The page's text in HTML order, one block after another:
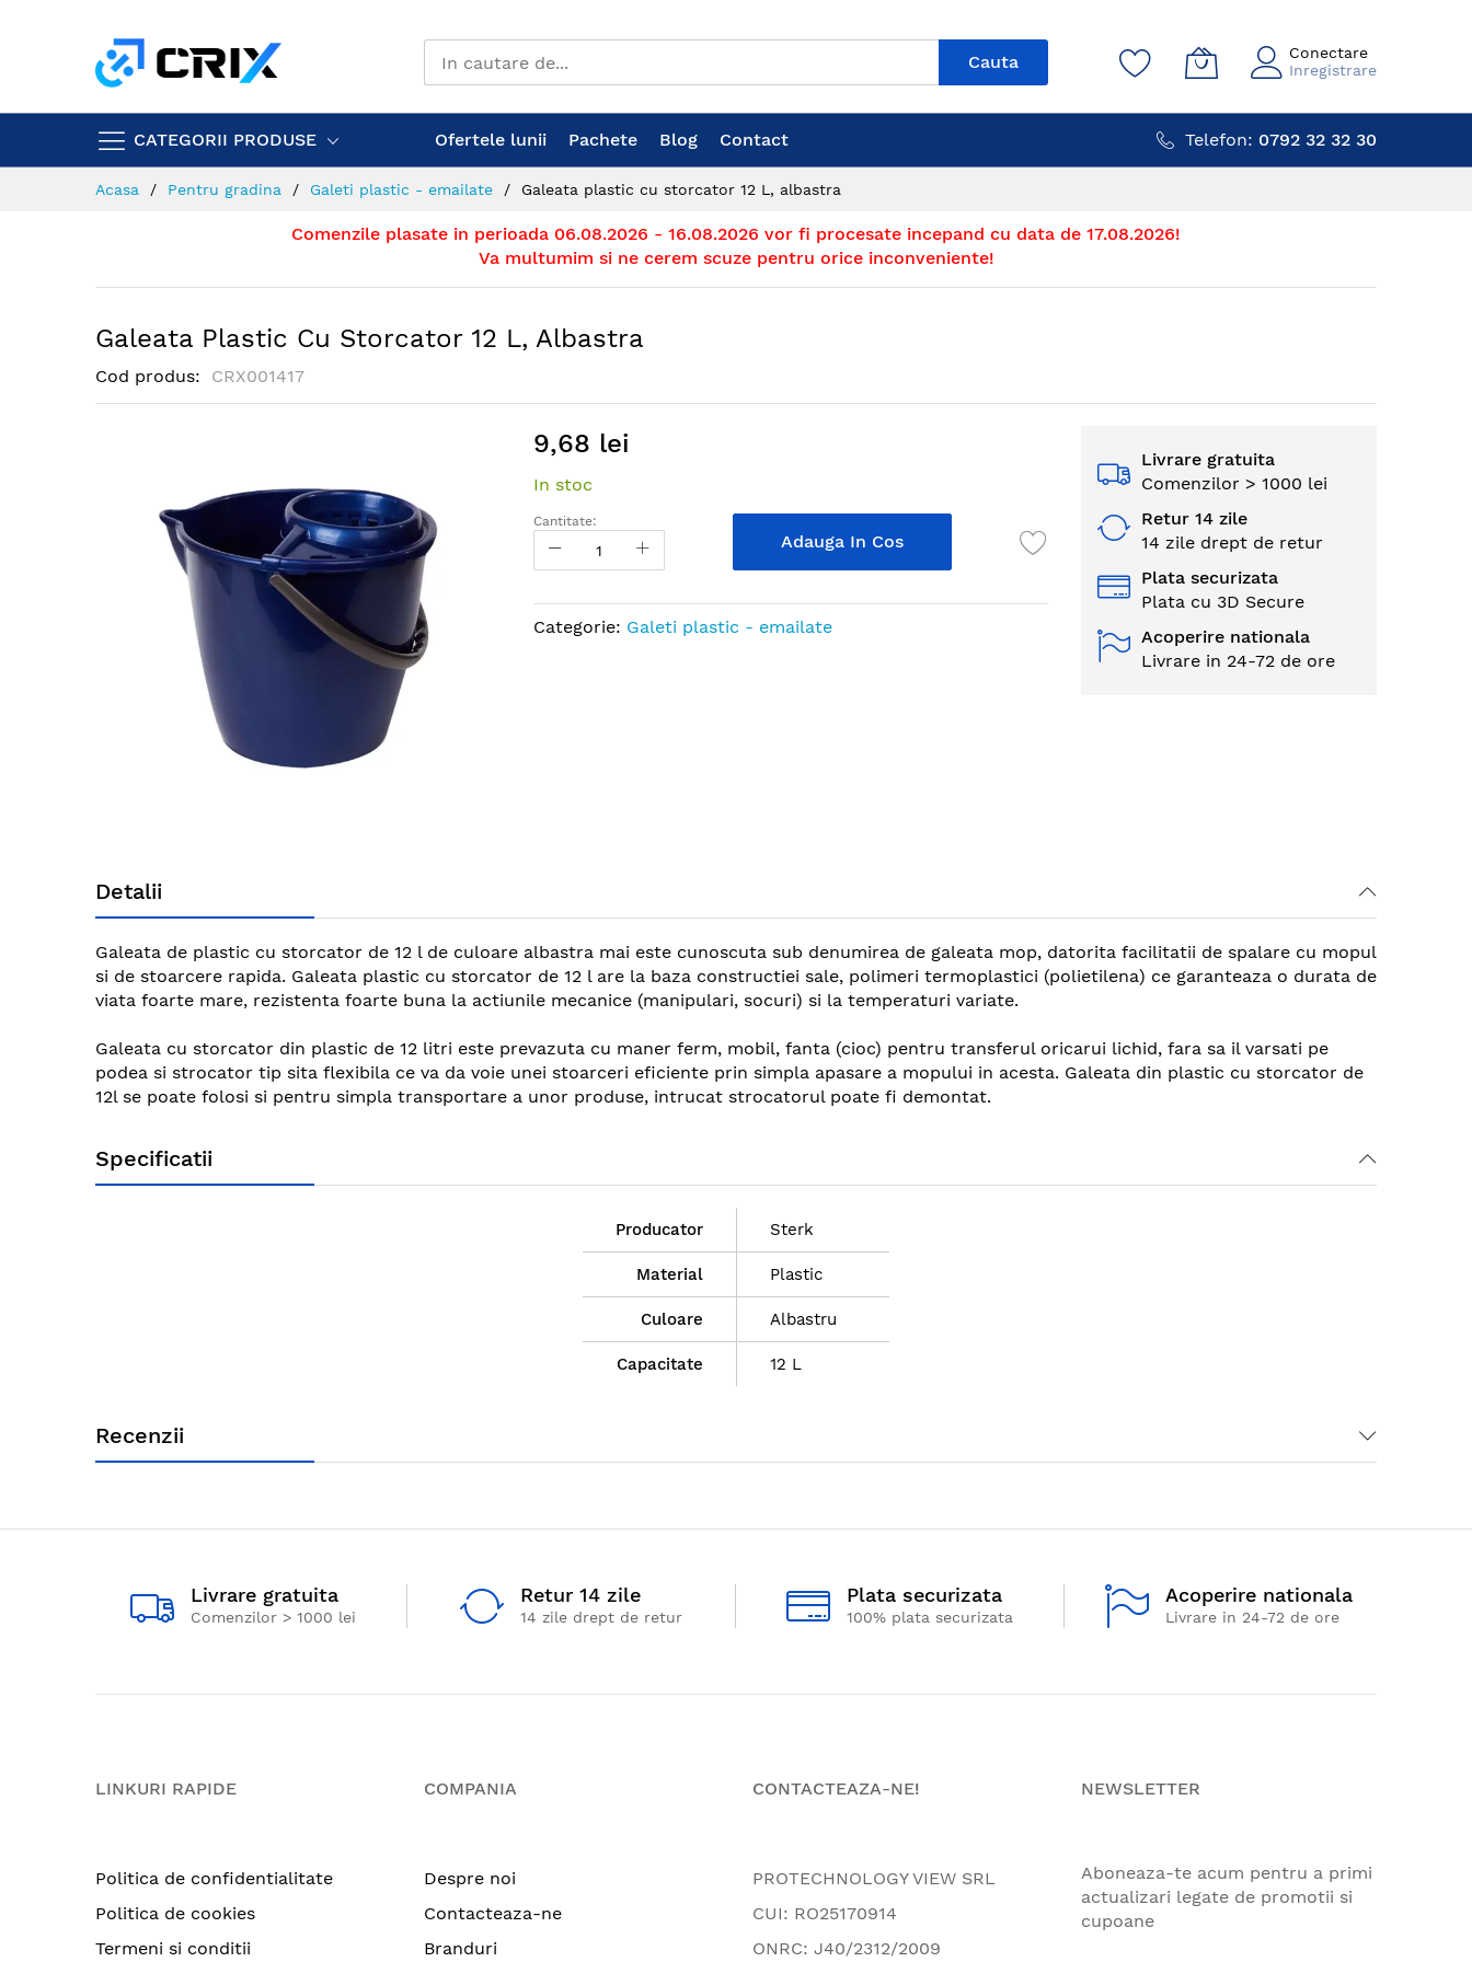
CATEGORII PRODUSE
Cauta
Conectare
Inregistrare
Ofertele lunii Pachete Blog Contact Telefon: 0792 32 32 30
Acasa Pentru gradina Galeti plastic - emailate Galeata plastic cu storcator 12 L, albastra
Comenzile plasate in perioada 06.08.2026 - 16.08.2026 vor fi procesate incepand cu data de 17.08.2026!
Va multumim si ne cerem scuze pentru orice inconveniente!
Galeata Plastic Cu Storcator 12 L, Albastra
Cod produs CRX001417
the
beginning
the
images
gallery
9,68 lei
In stoc
Cantitate:
Adauga In Cos
Categorie: Galeti plastic - emailate
Livrare gratuita
Comenzilor > 1000 lei
Retur 14 zile
14 zile drept de retur
Plata securizata
Plata cu 3D Secure
Acoperire nationala
Livrare in 24-72 de ore
Detalii
Galeata de plastic cu storcator de 12 l de culoare albastra mai este cunoscuta sub denumirea de galeata mop, datorita facilitatii de spalare cu mopul
si de stoarcere rapida. Galeata plastic cu storcator de 12 l are la baza constructiei sale, polimeri termoplastici (polietilena) ce garanteaza o durata de
viata foarte mare, rezistenta foarte buna la actiunile mecanice (manipulari, socuri) si la temperaturi variate.
Galeata cu storcator din plastic de 12 litri este prevazuta cu maner ferm, mobil, fanta (cioc) pentru transferul oricarui lichid, fara sa il varsati pe
podea si strocator tip sita flexibila ce va da voie unei stoarceri eficiente prin simpla apasare a mopului in acesta. Galeata din plastic cu storcator de
12l se poate folosi si pentru simpla transportare a unor produse, intrucat strocatorul poate fi demontat.
Specificatii
Producator Sterk
Material Plastic
Culoare Albastru
Capacitate 12 L
Recenzii
Livrare gratuita
Comenzilor > 1000 lei
Retur 14 zile
14 zile drept de retur
Plata securizata
100% plata securizata
Acoperire nationala
Livrare in 24-72 de ore
LINKURI RAPIDE
Politica de confidentialitate
Politica de cookies
Termeni si conditii
COMPANIA
Despre noi
Contacteaza-ne
Branduri
CONTACTEAZA-NE!
PROTECHNOLOGY VIEW SRL
CUI: RO25170914
ONRC: J40/2312/2009
NEWSLETTER
Aboneaza-te acum pentru a primi
actualizari legate de promotii si
cupoane